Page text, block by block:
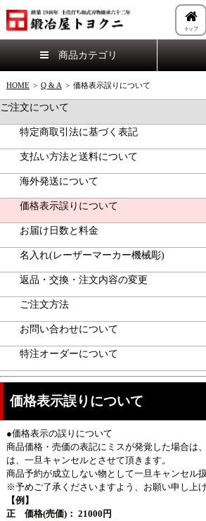
トップ
商品カテゴリ
HOME > Q & A > 価格表示誤りについて
ご注文について
特定商取引法に基づく表記
支払い方法と送料について
海外発送について
価格表示誤りについて
お届け日数と料金
名入れ(レーザーマーカー機械彫)
返品・交換・注文内容の変更
ご注文方法
お問い合わせについて
特注オーダーについて
価格表示誤りについて
●価格表示の誤りについて
商品価格・売価の表記にミスが発覚した場合は
は、一旦キャンセルとさせて頂きます。
商品予約が成立しない物として一旦キャンセル
※予めご了承くださいますよう、お願い申し上げ
【例】
正 価格(売価)： 21000円